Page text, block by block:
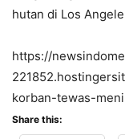
hutan di Los
https://
korban-tewas-
Share this: